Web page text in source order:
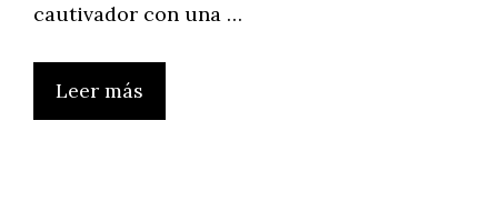
cautivador con una …
Leer más